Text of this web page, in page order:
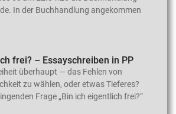
In der Buchhandlung angekommen
frei? – Essayschreiben in PP
überhaupt — das Fehlen von
zu wählen, oder etwas Tieferes?
Frage „Bin ich eigentlich frei?“